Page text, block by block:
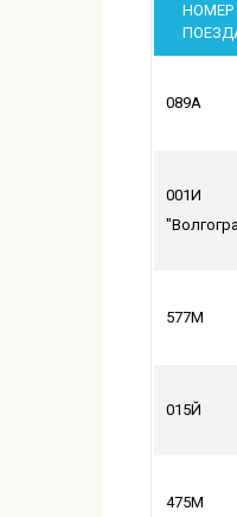
НОМЕР
089А
001И
577М
015Й
475М